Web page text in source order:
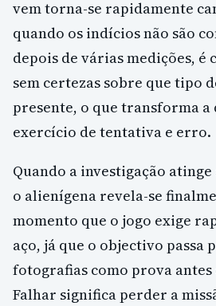
vem torna-se rapidamente
quando os indícios não são
depois de várias medições, é
sem certezas sobre que tipo
presente, o que transforma a
exercício de tentativa e erro.
Quando a investigação atinge
o alienígena revela-se
momento que o jogo exige
aço, já que o objectivo passa
fotografias como prova antes
Falhar significa perder a